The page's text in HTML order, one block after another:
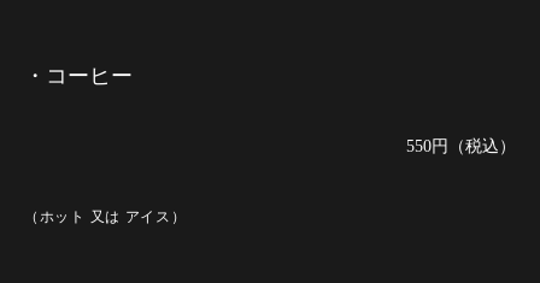
・コーヒー
550円（税込）
（ホット 又は アイス）